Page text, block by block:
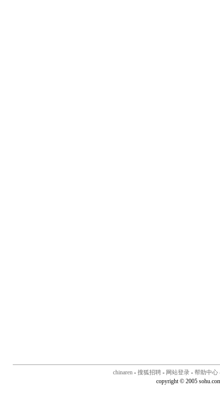
chinaren - 搜狐招聘 - 网站登录 - 帮助中心
copyright © 2005